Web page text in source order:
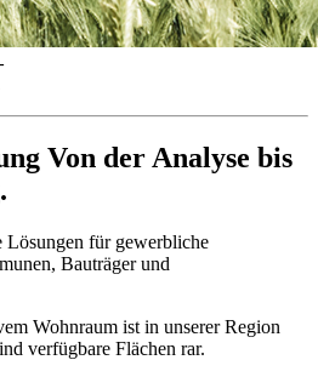
Von der Analyse bis
Lösungen für gewerbliche
Bauträger und
Wohnraum ist in unserer Region
verfügbare Flächen rar.